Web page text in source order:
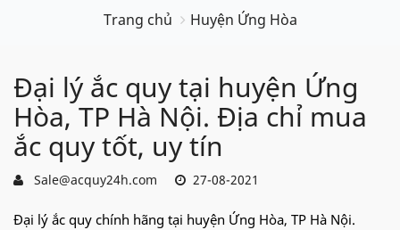
Trang chủ Huyện Ứng Hòa
Đại lý ắc quy tại huyện Ứng
Hòa, TP Hà Nội. Địa chỉ mua
ắc quy tốt, uy tín
Sale@acquy24h.com 27-08-2021
Đại lý ắc quy chính hãng tại huyện Ứng Hòa, TP Hà Nội.